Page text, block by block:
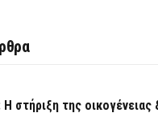
στήριξη της οικογένειας